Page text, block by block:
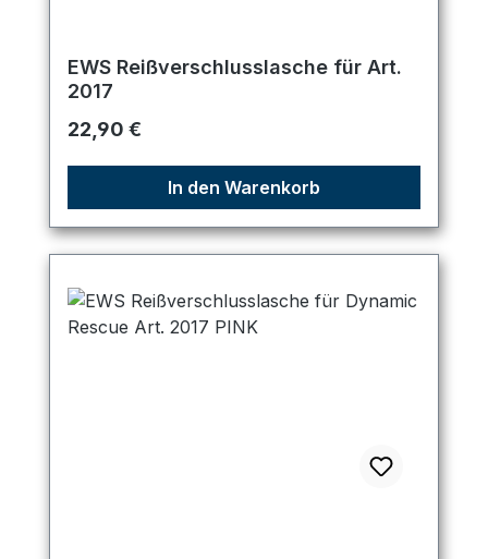
EWS Reißverschlusslasche für Art.
2017
Regulärer Preis:
22,90 €
In den Warenkorb